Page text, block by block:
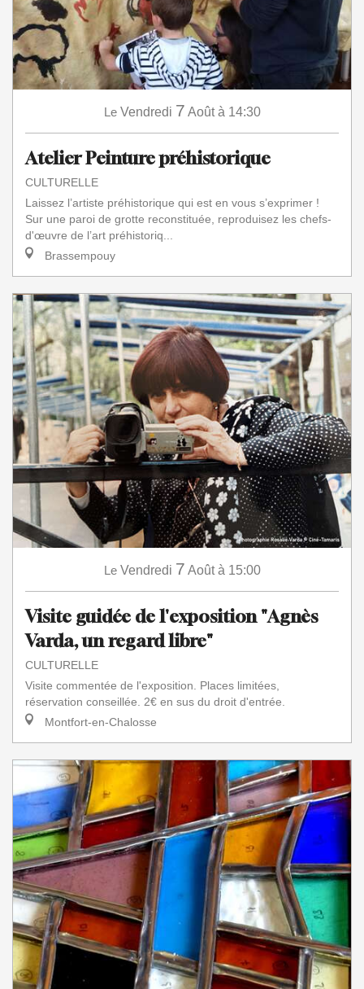
Le Vendredi 7 Août à 14:30
Atelier Peinture préhistorique
CULTURELLE
Laissez l’artiste préhistorique qui est en vous s’exprimer !
Sur une paroi de grotte reconstituée, reproduisez les chefs-
d'œuvre de l’art préhistoriq...
Brassempouy
Le Vendredi 7 Août à 15:00
Visite guidée de l'exposition "Agnès
Varda, un regard libre"
CULTURELLE
Visite commentée de l'exposition. Places limitées,
réservation conseillée. 2€ en sus du droit d'entrée.
Montfort-en-Chalosse